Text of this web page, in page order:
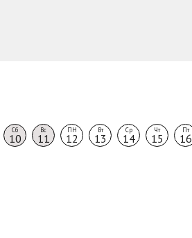
Сб
10
Вс
11
ПН
12
Вт
13
Ср
14
Чт
15
Пт
16